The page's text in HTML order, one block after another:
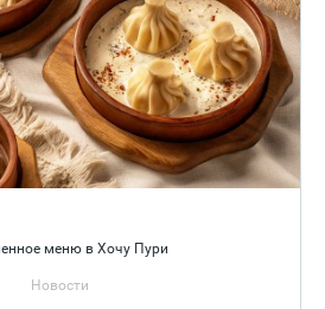
меню в Хочу Пури
Новости